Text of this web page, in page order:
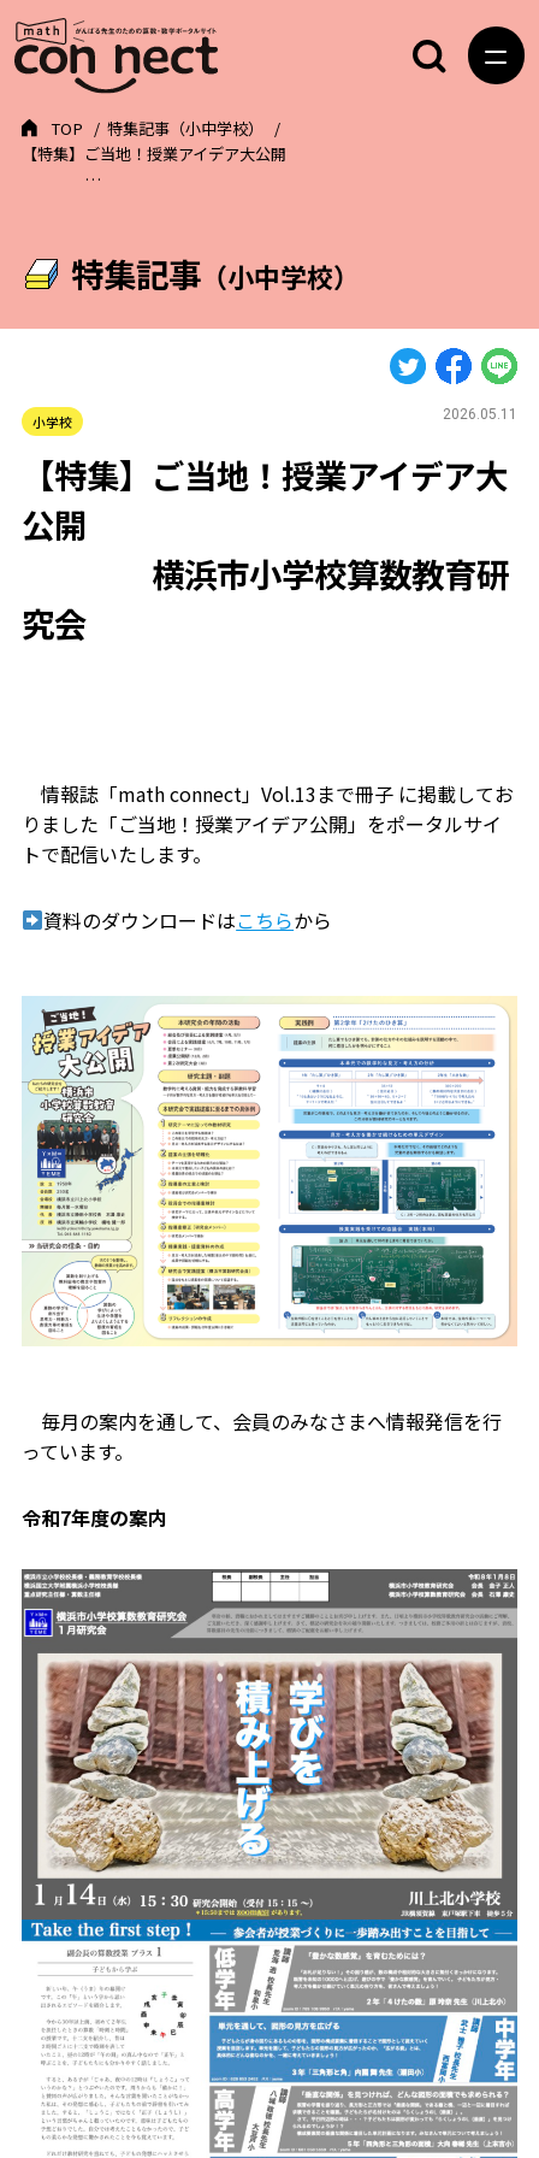
特集記事（小中学校）
TOP
特集記事（小中学校）
【特集】ご当地！授業アイデア大公開
…
小学校 2026.05.11
【特集】ご当地！授業アイデア大
公開
横浜市小学校算数教育研
究会
情報誌「math connect」Vol.13まで冊子 に掲載してお
りました「ご当地！授業アイデア公開」をポータルサイ
トで配信いたします。
資料のダウンロードはこちらから
毎月の案内を通して、会員のみなさまへ情報発信を行
っています。
令和7年度の案内